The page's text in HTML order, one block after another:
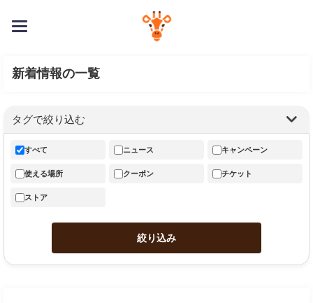
toggle navigation
新着情報の一覧
タグで絞り込む
閲覧したいタグのチェックを変更し、絞り込みボタンを押
すべて ニュース キャンペーン
使える場所 クーポン チケット
ストア
絞り込み